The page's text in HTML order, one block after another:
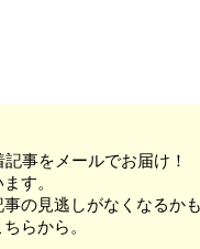
事をメールでお届け！
す。
事の見逃しがなくなるか
らから。